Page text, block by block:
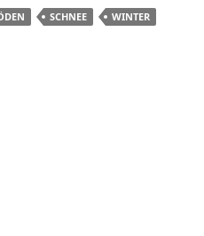
SCHNEE WINTER